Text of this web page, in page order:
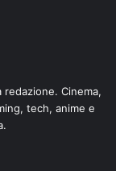
Cinema,
tech, anime e